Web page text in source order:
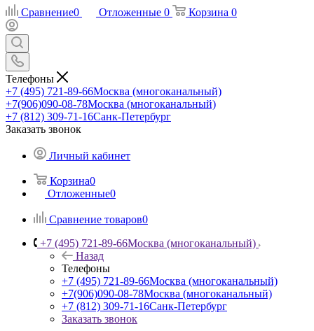
Сравнение0 Отложенные 0 Корзина 0
Телефоны
+7 (495) 721-89-66Москва (многоканальный)
+7(906)090-08-78Москва (многоканальный)
+7 (812) 309-71-16Санк-Петербург
Заказать звонок
Личный кабинет
Корзина0
Отложенные0
Сравнение товаров0
+7 (495) 721-89-66Москва (многоканальный)
Назад
Телефоны
+7 (495) 721-89-66Москва (многоканальный)
+7(906)090-08-78Москва (многоканальный)
+7 (812) 309-71-16Санк-Петербург
Заказать звонок